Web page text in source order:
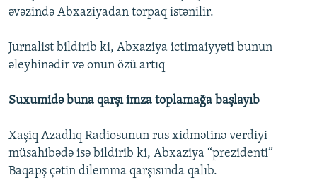
əvəzində Abxaziyadan torpaq istənilir.
Jurnalist bildirib ki, Abxaziya ictimaiyyəti bunun
əleyhinədir və onun özü artıq
Suxumidə buna qarşı imza toplamağa başlayıb
Xaşiq Azadlıq Radiosunun rus xidmətinə verdiyi
müsahibədə isə bildirib ki, Abxaziya “prezidenti”
Baqapş çətin dilemma qarşısında qalıb.